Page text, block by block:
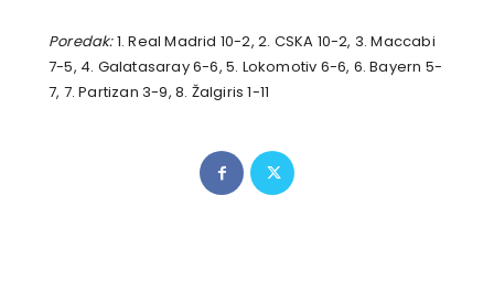
Poredak:1. Real Madrid 10-2, 2. CSKA 10-2, 3. Maccabi
7-5, 4. Galatasaray 6-6, 5. Lokomotiv 6-6, 6. Bayern 5-
7, 7. Partizan 3-9, 8. Žalgiris 1-11